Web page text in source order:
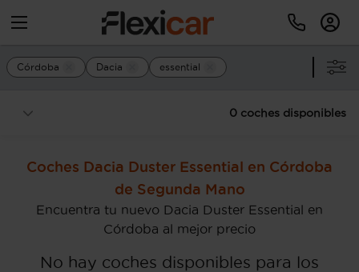
Córdoba Dacia essential
0 coches disponibles
Coches Dacia Duster Essential en Córdoba
de Segunda Mano
Encuentra tu nuevo Dacia Duster Essential en
Córdoba al mejor precio
No hay coches disponibles para los